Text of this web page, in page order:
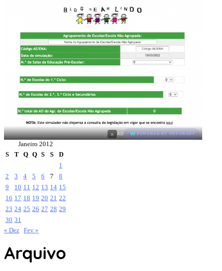
× AD POWERED BY WEFORADS
Janeiro 2012
S
T Q Q S S
D
1
2
3 4 5 6 7
8
9
10 11 12 13 14 15
16 17 18 19 20 21 22
23 24 25 26 27 28 29
30 31
« Dez Fev »
Arquivo